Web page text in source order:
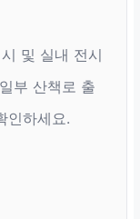
및 실내 전시
부 산책로 출
인하세요.